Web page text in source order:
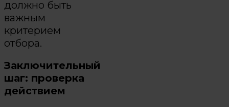
должно быть
важным
критерием
отбора.
Заключительный
шаг: проверка
действием